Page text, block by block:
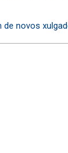
de novos